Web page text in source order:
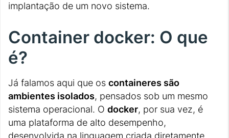
implantação de um novo sistema.
Container docker: O que
é?
Já falamos aqui que os containeres são
ambientes isolados, pensados sob um mesmo
sistema operacional. O docker, por sua vez, é
uma plataforma de alto desempenho,
desenvolvida na linguagem criada diretamente